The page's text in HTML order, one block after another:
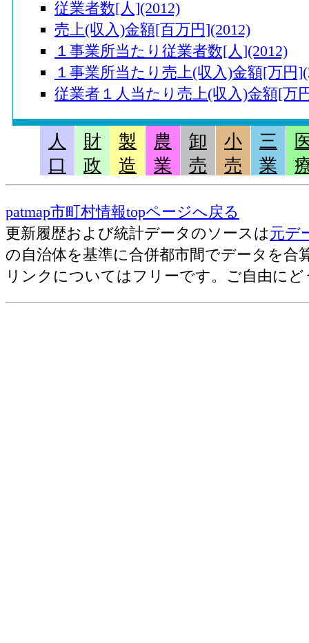
従業者数[人](2012)
売上(収入)金額[百万円](2012)
１事業所当たり従業者数[人](2012)
１事業所当たり売上(収入)金額[万円
従業者１人当たり売上(収入)金額[万
運輸業,郵便業
売上(収入)金額[百万円](2014)
事業所数(2012)
従業者数[人](2012)
１事業所当たり従業者数[人](2012)
人
口
財
政
製
造
農
業
卸
売
小
売
三
業
patmap市町村情報topページへ戻る
更新履歴および統計データのソースは元デ
の自治体を基準に合併都市間でデータを合
リンクについてはフリーです。ご自由にど